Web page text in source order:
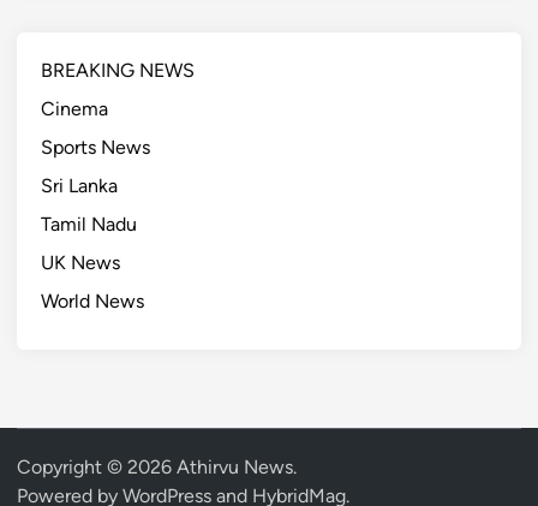
BREAKING NEWS
Cinema
Sports News
Sri Lanka
Tamil Nadu
UK News
World News
Copyright © 2026 Athirvu News.
Powered by WordPress and HybridMag.